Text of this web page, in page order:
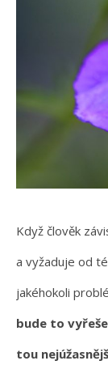
Když člověk
a vyžaduje od
jakéhokoli
bude to
tou